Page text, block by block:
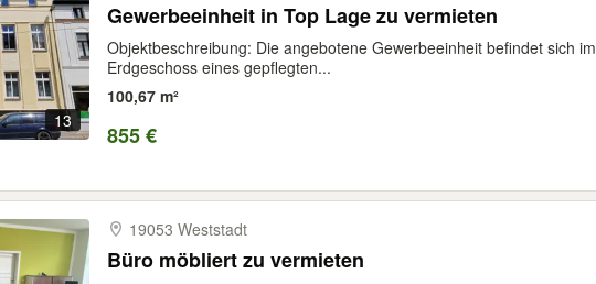
13
Gewerbeeinheit in Top Lage zu vermieten
Objektbeschreibung: Die angebotene Gewerbeeinheit befindet sich im
Erdgeschoss eines gepflegten...
100,67 m²
855 €
19053 Weststadt
Büro möbliert zu vermieten